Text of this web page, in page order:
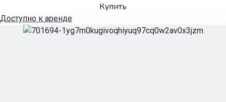
Купить
Доступно к аренде